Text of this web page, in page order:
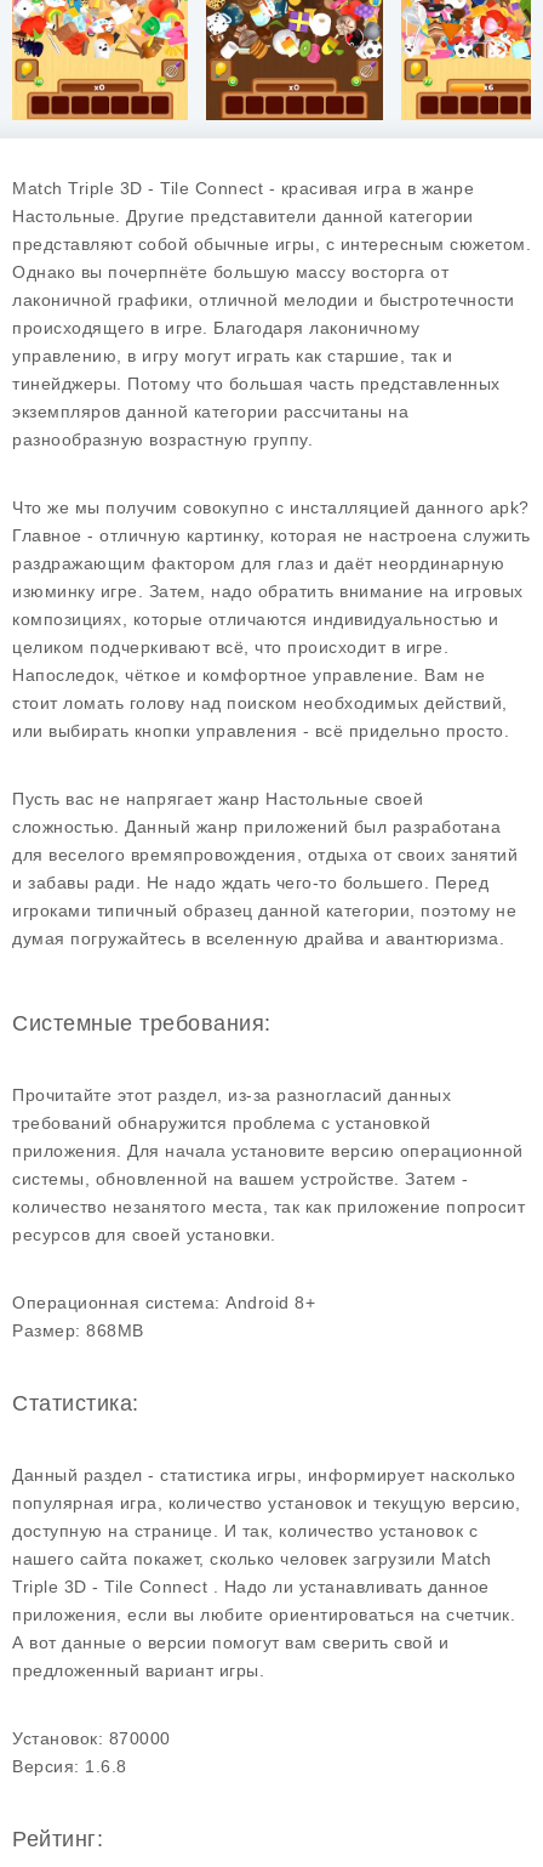
Match Triple 3D - Tile Connect - красивая игра в жанре
Настольные. Другие представители данной категории
представляют собой обычные игры, с интересным сюжетом.
Однако вы почерпнёте большую массу восторга от
лаконичной графики, отличной мелодии и быстротечности
происходящего в игре. Благодаря лаконичному
управлению, в игру могут играть как старшие, так и
тинейджеры. Потому что большая часть представленных
экземпляров данной категории рассчитаны на
разнообразную возрастную группу.
Что же мы получим совокупно с инсталляцией данного apk?
Главное - отличную картинку, которая не настроена служить
раздражающим фактором для глаз и даёт неординарную
изюминку игре. Затем, надо обратить внимание на игровых
композициях, которые отличаются индивидуальностью и
целиком подчеркивают всё, что происходит в игре.
Напоследок, чёткое и комфортное управление. Вам не
стоит ломать голову над поиском необходимых действий,
или выбирать кнопки управления - всё придельно просто.
Пусть вас не напрягает жанр Настольные своей
сложностью. Данный жанр приложений был разработана
для веселого времяпровождения, отдыха от своих занятий
и забавы ради. Не надо ждать чего-то большего. Перед
игроками типичный образец данной категории, поэтому не
думая погружайтесь в вселенную драйва и авантюризма.
Системные требования:
Прочитайте этот раздел, из-за разногласий данных
требований обнаружится проблема с установкой
приложения. Для начала установите версию операционной
системы, обновленной на вашем устройстве. Затем -
количество незанятого места, так как приложение попросит
ресурсов для своей установки.
Операционная система: Android 8+
Размер: 868MB
Статистика:
Данный раздел - статистика игры, информирует насколько
популярная игра, количество установок и текущую версию,
доступную на странице. И так, количество установок с
нашего сайта покажет, сколько человек загрузили Match
Triple 3D - Tile Connect . Надо ли устанавливать данное
приложения, если вы любите ориентироваться на счетчик.
А вот данные о версии помогут вам сверить свой и
предложенный вариант игры.
Установок: 870000
Версия: 1.6.8
Рейтинг: